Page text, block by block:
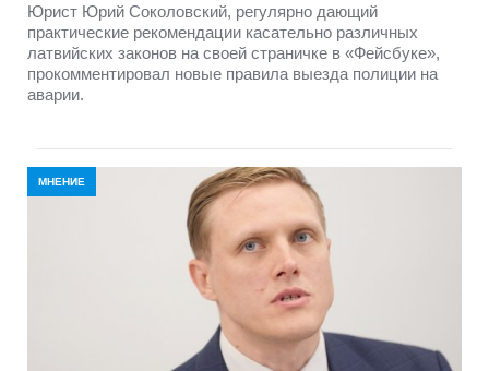
Юрист Юрий Соколовский, регулярно дающий
практические рекомендации касательно различных
латвийских законов на своей страничке в «Фейсбуке»,
прокомментировал новые правила выезда полиции на
аварии.
МНЕНИЕ